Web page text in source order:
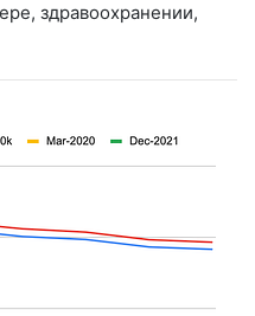
здравоохранении,